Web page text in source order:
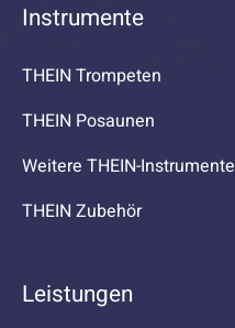
Instrumente
THEIN Trompeten
THEIN Posaunen
Weitere THEIN-Instrumente
THEIN Zubehör
Leistungen